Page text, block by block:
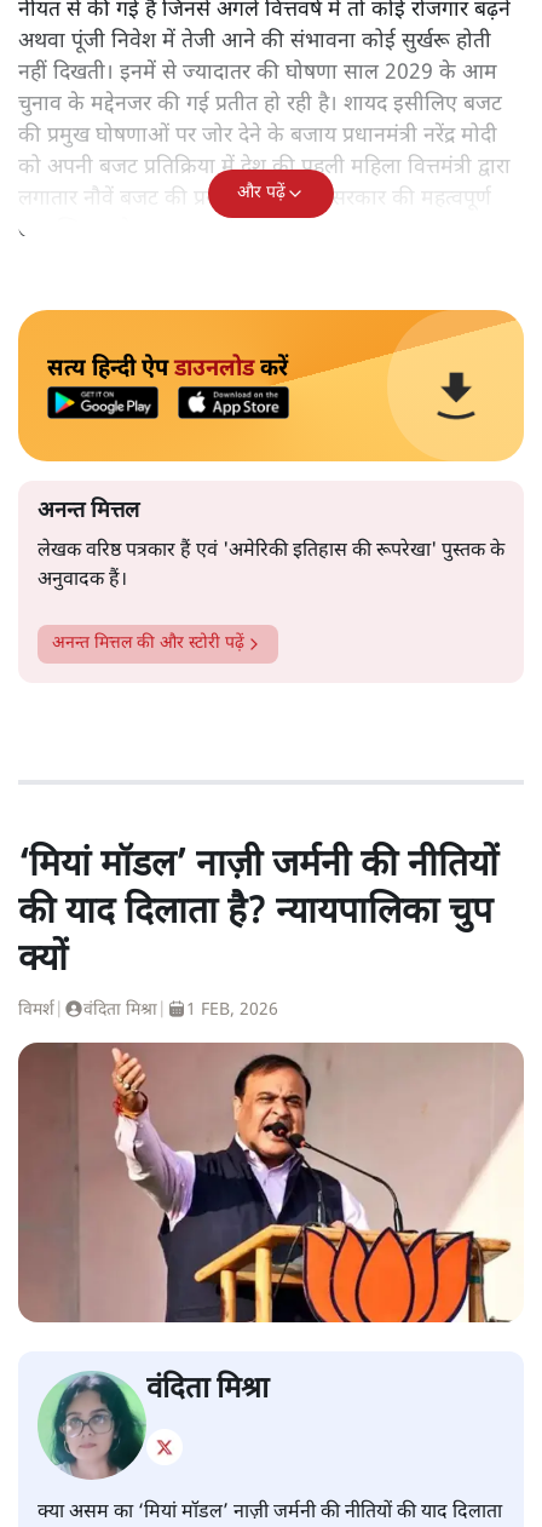
नीयत से की गई हैं जिनसे अगले वित्तवर्ष में तो कोई रोजगार बढ़ने
अथवा पूंजी निवेश में तेजी आने की संभावना कोई सुर्खरू होती
नहीं दिखती। इनमें से ज्यादातर की घोषणा साल 2029 के आम
चुनाव के मद्देनजर की गई प्रतीत हो रही है। शायद इसीलिए बजट
की प्रमुख घोषणाओं पर जोर देने के बजाय प्रधानमंत्री नरेंद्र मोदी
को अपनी बजट प्रतिक्रिया में देश की पहली महिला वित्तमंत्री द्वारा
लगातार नौवें बजट की प्रस्तुति को अपनी सरकार की महत्वपूर्ण
उपलब्धि बताने पर मजबूर होना पड़ा।
और पढ़ें
सत्य हिन्दी ऐपडाउनलोडकरें
अनन्त मित्तल
लेखक वरिष्ठ पत्रकार हैं एवं 'अमेरिकी इतिहास की रूपरेखा' पुस्तक के
अनुवादक हैं।
अनन्त मित्तलकी और स्टोरी पढ़ें
‘मियां मॉडल’ नाज़ी जर्मनी की नीतियों
की याद दिलाता है? न्यायपालिका चुप
क्यों
विमर्श वंदिता मिश्रा 1 FEB, 2026
वंदिता मिश्रा
क्या असम का ‘मियां मॉडल’ नाज़ी जर्मनी की नीतियों की याद दिलाता